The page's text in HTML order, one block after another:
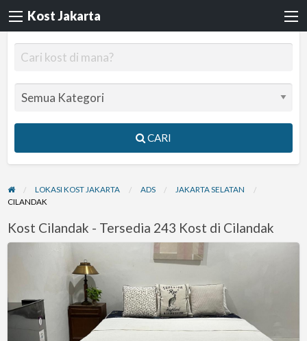
Kost Jakarta
CARI
LOKASI KOST JAKARTA ADS
JAKARTA SELATAN
CILANDAK
Kost Cilandak - Tersedia 243 Kost di Cilandak
PUTRI
(MRT
CIPETE